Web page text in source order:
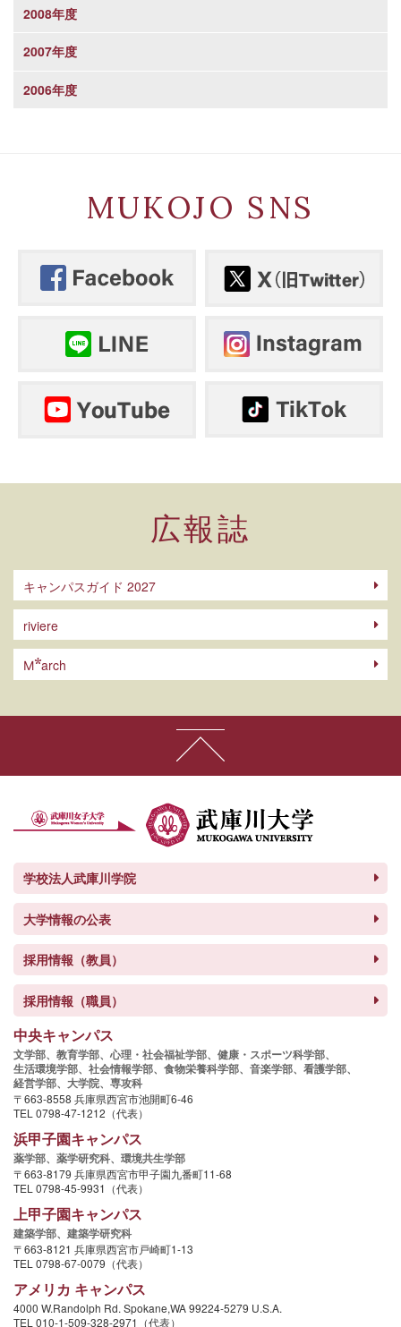
2008年度
2007年度
2006年度
MUKOJO SNS
広報誌
キャンパスガイド 2027
riviere
M arch
学校法人武庫川学院
大学情報の公表
採用情報（教員）
採用情報（職員）
中央キャンパス
文学部、 教育学部、 心理・社会福祉学部、 健康・スポーツ科学部、
生活環境学部、 社会情報学部、 食物栄養科学部、 音楽学部、 看護学部、
経営学部、 大学院、 専攻科
〒663-8558 兵庫県西宮市池開町6-46
TEL 0798-47-1212（代表）
浜甲子園キャンパス
薬学部、 薬学研究科、 環境共生学部
〒663-8179 兵庫県西宮市甲子園九番町11-68
TEL 0798-45-9931（代表）
上甲子園キャンパス
建築学部、 建築学研究科
〒663-8121 兵庫県西宮市戸崎町1-13
TEL 0798-67-0079（代表）
アメリカ キャンパス
4000 W.Randolph Rd. Spokane,WA 99224-5279 U.S.A.
TEL 010-1-509-328-2971（代表）